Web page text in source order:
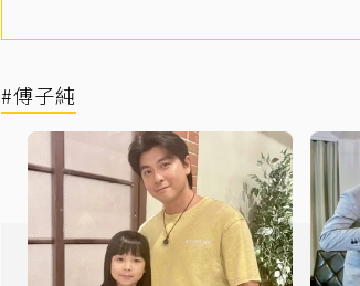
#傅子純